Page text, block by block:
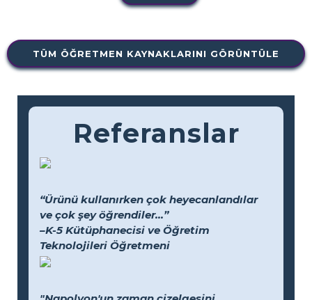
TÜM ÖĞRETMEN KAYNAKLARINI GÖRÜNTÜLE
Referanslar
“Ürünü kullanırken çok heyecanlandılar
ve çok şey öğrendiler...”
–K-5 Kütüphanecisi ve Öğretim
Teknolojileri Öğretmeni